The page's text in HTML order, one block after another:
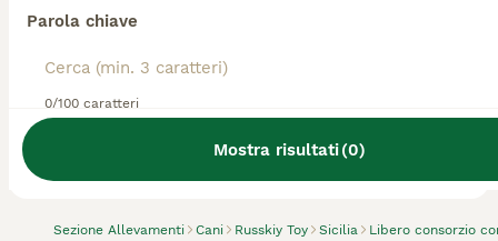
Parola chiave
0/100 caratteri
Mostra risultati(0)
Sezione Allevamenti Cani Russkiy Toy Sicilia Libero consorzio
Abbiamo trovato 0 Allevamento di Russkiy
Toy, Ribera.